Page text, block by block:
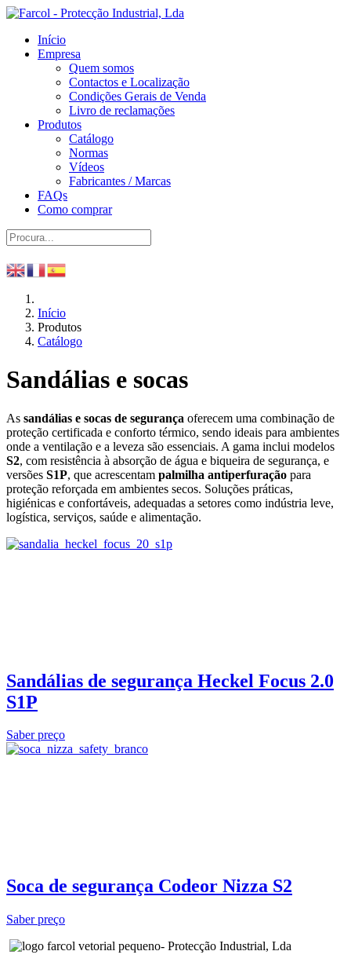
Início
Empresa
Quem somos
Contactos e Localização
Condições Gerais de Venda
Livro de reclamações
Produtos
Catálogo
Normas
Vídeos
Fabricantes / Marcas
FAQs
Como comprar
Início
Produtos
Catálogo
Sandálias e socas
As sandálias e socas de segurança oferecem uma combinação de
proteção certificada e conforto térmico, sendo ideais para ambientes
onde a ventilação e a leveza são essenciais. A gama inclui modelos
S2, com resistência à absorção de água e biqueira de segurança, e
versões S1P, que acrescentam palmilha antiperfuração para
proteção reforçada em ambientes secos. Soluções práticas,
higiénicas e confortáveis, adequadas a setores como indústria leve,
logística, serviços, saúde e alimentação.
Sandálias de segurança Heckel Focus 2.0
S1P
Saber preço
Soca de segurança Codeor Nizza S2
Saber preço
- Protecção Industrial, Lda